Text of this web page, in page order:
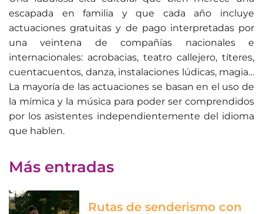
escapada en familia y que cada año incluye
actuaciones gratuitas y de pago interpretadas por
una veintena de compañías nacionales e
internacionales: acrobacias, teatro callejero, títeres,
cuentacuentos, danza, instalaciones lúdicas, magia…
La mayoría de las actuaciones se basan en el uso de
la mímica y la música para poder ser comprendidos
por los asistentes independientemente del idioma
que hablen.
Más entradas
Rutas de senderismo con